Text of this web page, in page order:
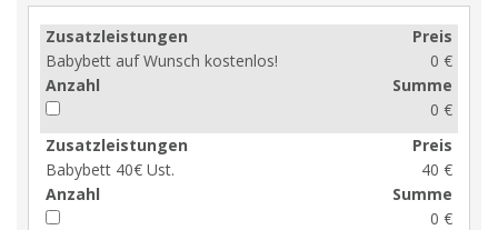
Zusatzleistungen
Babybett auf Wunsch kostenlos!
Preis
0 €
Anzahl
Summe
0 €
Zusatzleistungen
Babybett 40€ Ust.
Preis
40 €
Anzahl
Summe
0 €